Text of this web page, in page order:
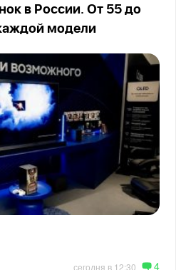
в России. От 55 до
модели
сегодня в 12:30 4